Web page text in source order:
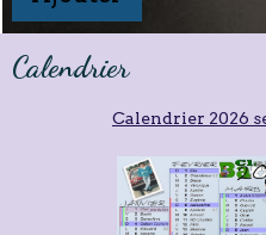
Calendrier
Calendrier 2026